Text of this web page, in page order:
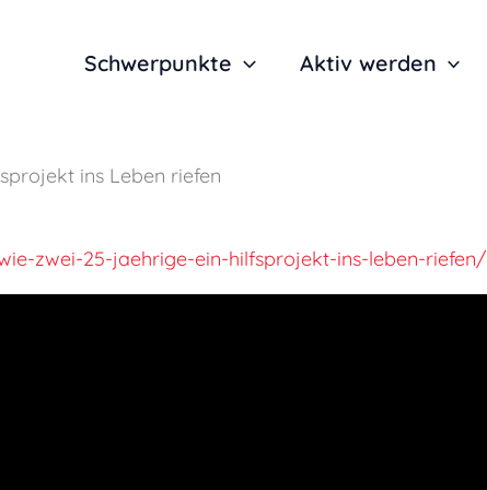
Schwerpunkte Aktiv werden
ins Leben riefen
zwei-25-jaehrige-ein-hilfsprojekt-ins-leben-riefen/